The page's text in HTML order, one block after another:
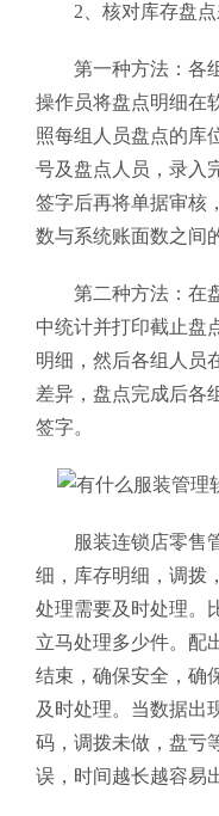
2、核对库存盘点
第一种方法：各
操作员将盘点明细在
照每组人员盘点的库
号及盘点人员，录入
签字后再将单据审核
数与系统账面数之间
第二种方法：在
中统计并打印截止盘
明细，然后各组人员
差异，盘点完成后各
签字。
服装连锁店零售
细，库存明细，调拨
处理需要及时处理。
立马处理多少件。配
结束，确保安全，确
及时处理。当数据出
码，调拨未做，盘亏
误，时间越长越容易